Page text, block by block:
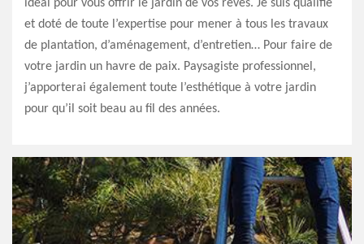
idéal pour vous offrir le jardin de vos rêves. Je suis qualifié
et doté de toute l’expertise pour mener à tous les travaux
de plantation, d’aménagement, d’entretien… Pour faire de
votre jardin un havre de paix. Paysagiste professionnel,
j’apporterai également toute l’esthétique à votre jardin
pour qu’il soit beau au fil des années.